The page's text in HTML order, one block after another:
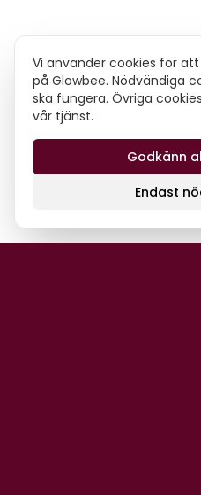
Vi använder cookies för
på Glowbee. Nödvändiga
ska fungera. Övriga
vår tjänst.
Endast
Godkänn